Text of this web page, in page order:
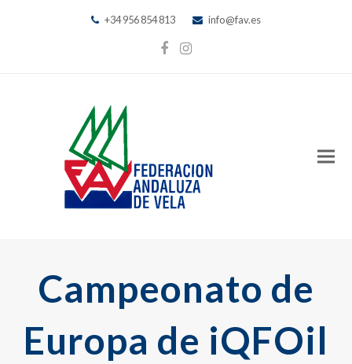
+34 956 854 813 info@fav.es
Facebook
Instagram
Campeonato de
Europa de iQFOil